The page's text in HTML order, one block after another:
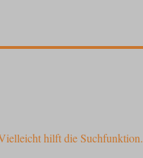
hilft die Suchfunktion.